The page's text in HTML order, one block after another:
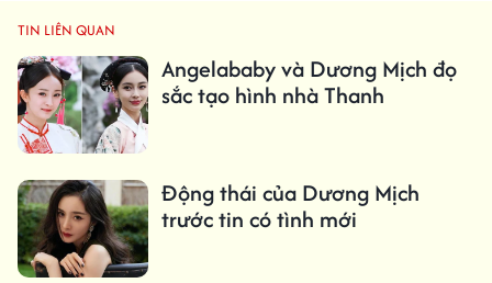
TIN LIÊN QUAN
Angelababy và Dương Mịch đọ
sắc tạo hình nhà Thanh
Động thái của Dương Mịch
trước tin có tình mới